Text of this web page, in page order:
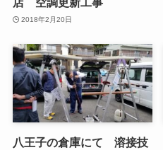
2018年2月20日
八王子の倉庫にて 溶接技